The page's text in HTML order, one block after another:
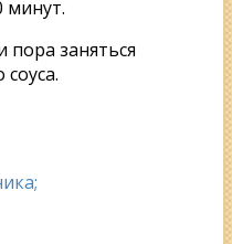
минут.
заняться